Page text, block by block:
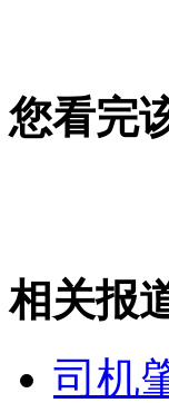
您看完
相关报
司机